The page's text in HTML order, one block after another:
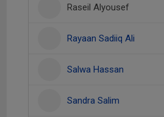
Raseil Alyousef
Rayaan Sadiiq Ali
Salwa Hassan
Sandra Salim